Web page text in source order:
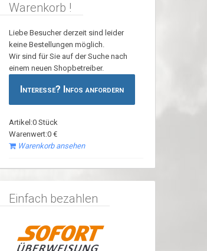
Warenkorb !
Liebe Besucher derzeit sind leider
keine Bestellungen möglich.
Wir sind für Sie auf der Suche nach
einem neuen Shopbetreiber.
Interesse? Infos anfordern
Artikel:0 Stück
Warenwert:0 €
Warenkorb ansehen
Einfach bezahlen